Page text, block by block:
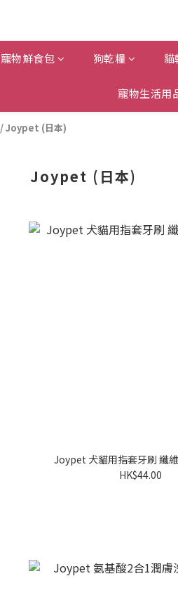
寵物鮮食包 狗乾糧 貓
寵物生活用
/Joypet (日本)
Joypet (日本)
Joypet 犬貓用指套牙刷 纖
HK$44.00